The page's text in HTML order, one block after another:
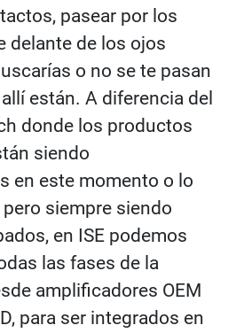
pasear por los
delante de los ojos
o no se te pasan
están. A diferencia del
donde los productos
siendo
en este momento o lo
pero siempre siendo
en ISE podemos
las fases de la
amplificadores OEM
para ser integrados en